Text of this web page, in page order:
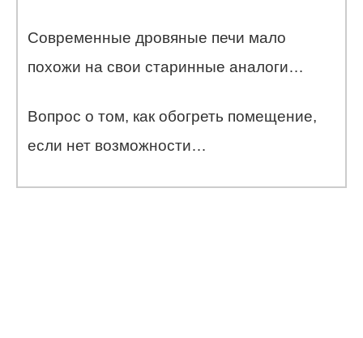
Современные дровяные печи мало
похожи на свои старинные аналоги…
Вопрос о том, как обогреть помещение,
если нет возможности…